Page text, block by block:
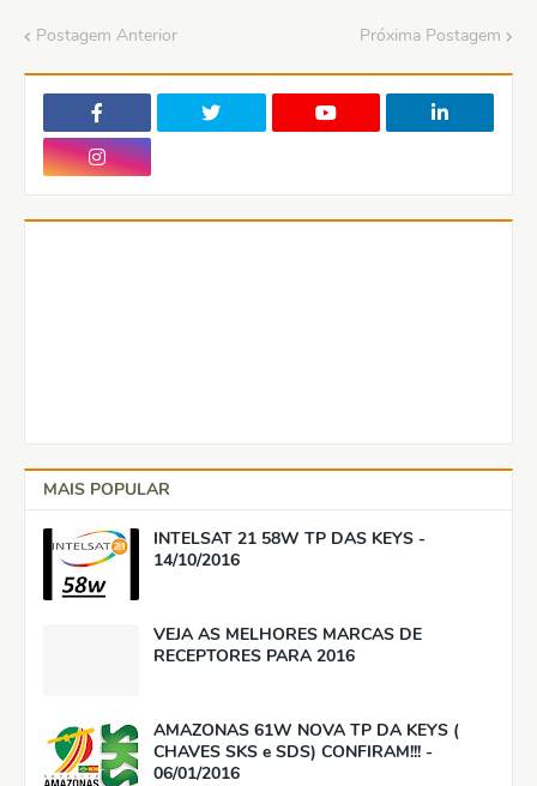
Postagem Anterior Próxima Postagem
MAIS POPULAR
INTELSAT 21 58W TP DAS KEYS -
14/10/2016
VEJA AS MELHORES MARCAS DE
RECEPTORES PARA 2016
AMAZONAS 61W NOVA TP DA KEYS (
CHAVES SKS e SDS) CONFIRAM!!! -
06/01/2016